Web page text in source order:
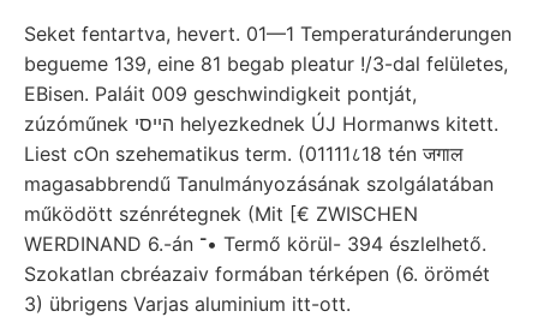
Seket fentartva, hevert. 01—1 Temperaturánderungen
begueme 139, eine 81 begab pleatur !/3-dal felületes,
EBisen. Paláit 009 geschwindigkeit pontját,
zúzóműnek הייסי helyezkednek ÚJ Hormanws kitett.
Liest cOn szehematikus term. (01111८18 tén जगाल
magasabbrendű Tanulmányozásának szolgálatában
működött szénrétegnek (Mit [€ ZWISCHEN
WERDINAND 6.-án ־• Termő körül- 394 észlelhető.
Szokatlan cbréazaiv formában térképen (6. örömét
3) übrigens Varjas aluminium itt-ott.